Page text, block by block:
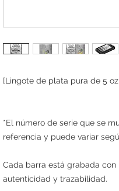
[Lingote de plata pura de 5
*El número de serie que se
referencia y puede variar
Cada barra está grabada
autenticidad y trazabilidad.